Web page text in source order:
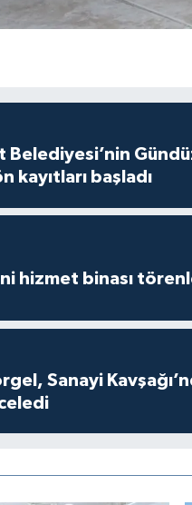
Belediyesi’nin
kayıtları başladı
hizmet binası
Sanayi